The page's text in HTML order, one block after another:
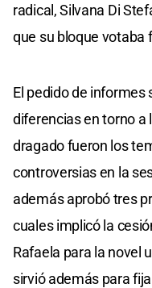
radical, Silvana Di
que su bloque
El pedido de informes
diferencias en torno a
dragado fueron los
controversias en la
además aprobó tres
cuales implicó la
Rafaela para la novel
sirvió además para